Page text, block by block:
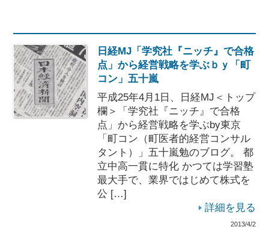
日経MJ「学究社『ニッチ』で合格
点」から経営戦略を学ぶｂｙ「町
コン」五十嵐
平成25年4月1日、日経MJ＜トップ
欄＞「学究社『ニッチ』で合格
点」から経営戦略を学ぶby東京
「町コン（町医者的経営コンサル
タント）」五十嵐勉のブログ。 都
立中高一貫に特化 かつては学習塾
最大手で、業界ではじめて株式を
公 […]
詳細を見る
2013/4/2